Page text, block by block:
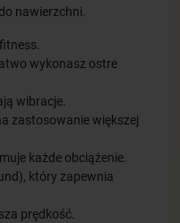
nawierzchni.
wykonasz ostre
wibracje.
zastosowanie większej
każde obciążenie.
który zapewnia
prędkość.